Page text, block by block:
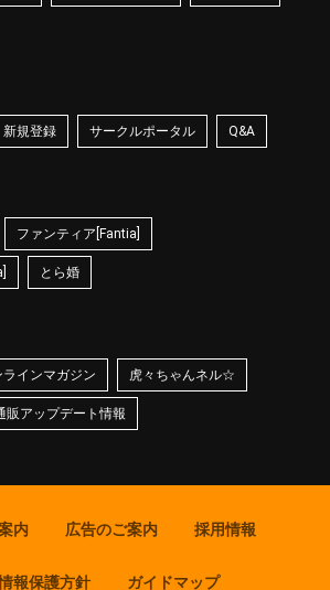
新規登録 サークルポータル Q&A
ファンティア[Fantia]
とら婚
ラインマガジン 虎々ちゃんネル☆
販アップデート情報
内 広告のご案内 採用情報
報保護方針 ガイドマップ